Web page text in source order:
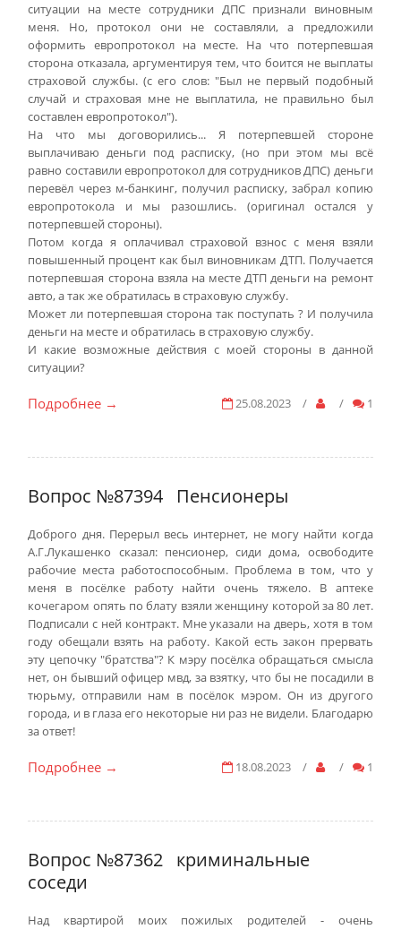
ситуации на месте сотрудники ДПС признали виновным
меня. Но, протокол они не составляли, а предложили
оформить европротокол на месте. На что потерпевшая
сторона отказала, аргументируя тем, что боится не выплаты
страховой службы. (с его слов: "Был не первый подобный
случай и страховая мне не выплатила, не правильно был
составлен европротокол").
На что мы договорились... Я потерпевшей стороне
выплачиваю деньги под расписку, (но при этом мы всё
равно составили европротокол для сотрудников ДПС) деньги
перевёл через м-банкинг, получил расписку, забрал копию
европротокола и мы разошлись. (оригинал остался у
потерпевшей стороны).
Потом когда я оплачивал страховой взнос с меня взяли
повышенный процент как был виновникам ДТП. Получается
потерпевшая сторона взяла на месте ДТП деньги на ремонт
авто, а так же обратилась в страховую службу.
Может ли потерпевшая сторона так поступать ? И получила
деньги на месте и обратилась в страховую службу.
И какие возможные действия с моей стороны в данной
ситуации?
25.08.2023 / / 1
Подробнее →
Вопрос №87394 Пенсионеры
Доброго дня. Перерыл весь интернет, не могу найти когда
А.Г.Лукашенко сказал: пенсионер, сиди дома, освободите
рабочие места работоспособным. Проблема в том, что у
меня в посёлке работу найти очень тяжело. В аптеке
кочегаром опять по блату взяли женщину которой за 80 лет.
Подписали с ней контракт. Мне указали на дверь, хотя в том
году обещали взять на работу. Какой есть закон прервать
эту цепочку "братства"? К мэру посёлка обращаться смысла
нет, он бывший офицер мвд, за взятку, что бы не посадили в
тюрьму, отправили нам в посёлок мэром. Он из другого
города, и в глаза его некоторые ни раз не видели. Благодарю
за ответ!
18.08.2023 / / 1
Подробнее →
Вопрос №87362 криминальные
соседи
Над квартирой моих пожилых родителей - очень